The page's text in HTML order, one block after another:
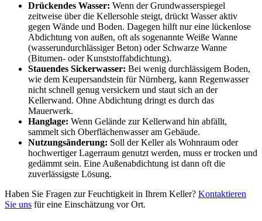
Drückendes Wasser: Wenn der Grundwasserspiegel
zeitweise über die Kellersohle steigt, drückt Wasser aktiv
gegen Wände und Boden. Dagegen hilft nur eine lückenlose
Abdichtung von außen, oft als sogenannte Weiße Wanne
(wasserundurchlässiger Beton) oder Schwarze Wanne
(Bitumen- oder Kunststoffabdichtung).
Stauendes Sickerwasser: Bei wenig durchlässigem Boden,
wie dem Keupersandstein für Nürnberg, kann Regenwasser
nicht schnell genug versickern und staut sich an der
Kellerwand. Ohne Abdichtung dringt es durch das
Mauerwerk.
Hanglage: Wenn Gelände zur Kellerwand hin abfällt,
sammelt sich Oberflächenwasser am Gebäude.
Nutzungsänderung: Soll der Keller als Wohnraum oder
hochwertiger Lagerraum genutzt werden, muss er trocken und
gedämmt sein. Eine Außenabdichtung ist dann oft die
zuverlässigste Lösung.
Haben Sie Fragen zur Feuchtigkeit in Ihrem Keller? Kontaktieren
Sie uns für eine Einschätzung vor Ort.